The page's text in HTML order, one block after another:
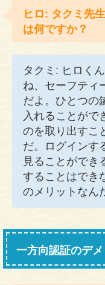
ヒロ: タクミ先
は何ですか？
タクミ: ヒロく
ね、セーフティ
だよ。ひとつの
入れることがで
のを取り出すこ
だ。ログインす
見ることができ
することはでき
のメリットなん
一方向認証のデ